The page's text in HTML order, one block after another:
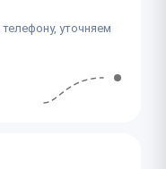
уточняем